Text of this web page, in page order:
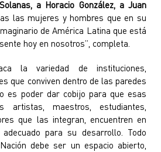
a Horacio González, a Juan
las mujeres y hombres que en su
de América Latina que está
hoy en nosotros”, completa.
la variedad de instituciones,
que conviven dentro de las paredes
es poder dar cobijo para que esas
artistas, maestros, estudiantes,
que las integran, encuentren en
para su desarrollo. Todo
debe ser un espacio abierto,